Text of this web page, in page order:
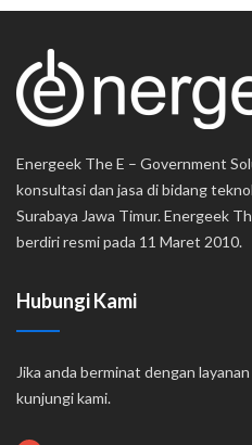
Energeek The E – Government
konsultasi dan jasa di bidang
Surabaya Jawa Timur. Energeek
berdiri resmi pada 11 Maret 2010.
Hubungi Kami
Jika anda berminat dengan
kunjungi kami.